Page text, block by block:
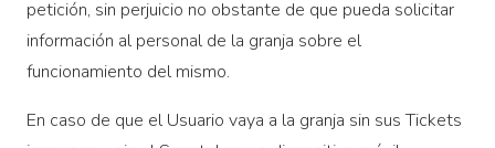
petición, sin perjuicio no obstante de que pueda solicitar
información al personal de la granja sobre el
funcionamiento del mismo.
En caso de que el Usuario vaya a la granja sin sus Tickets